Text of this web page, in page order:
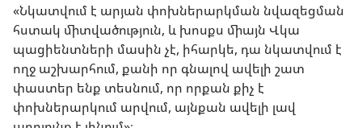
«Նկատվում է արյան փոխներարկման նվազեցման
հստակ միտվածություն, և խոսքս միայն Վկա
պացիենտների մասին չէ, իհարկե, դա նկատվում է
ողջ աշխարհում, քանի որ գնալով ավելի շատ
փաստեր ենք տեսնում, որ որքան քիչ է
փոխներարկում արվում, այնքան ավելի լավ